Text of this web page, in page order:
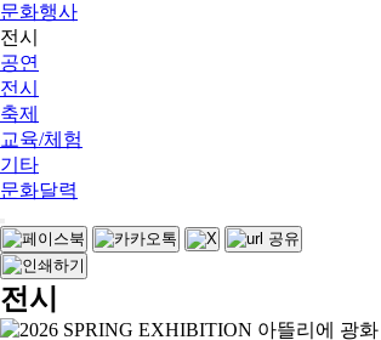
문화행사
전시
공연
전시
축제
교육/체험
기타
문화달력
전시